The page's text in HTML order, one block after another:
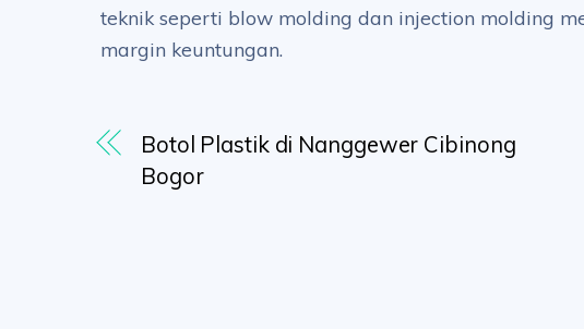
teknik seperti blow molding dan injection molding
margin keuntungan.
Botol Plastik di Nanggewer Cibinong
Bogor